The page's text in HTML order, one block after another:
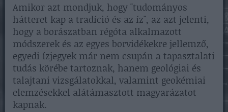
Amikor azt mondjuk, hogy "tudományos
hátteret kap a tradíció és az íz", az azt jelenti,
hogy a borászatban régóta alkalmazott
módszerek és az egyes borvidékekre jellemző,
egyedi ízjegyek már nem csupán a tapasztalati
tudás körébe tartoznak, hanem geológiai és
talajtani vizsgálatokkal, valamint geokémiai
elemzésekkel alátámasztott magyarázatot
kapnak.